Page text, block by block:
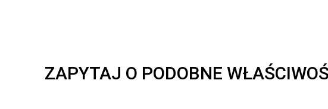
ZAPYTAJ O PODOBNE